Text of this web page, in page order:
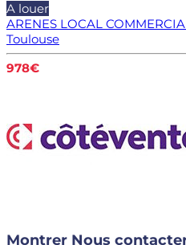
A louer
ARENES LOCAL
Toulouse
978€
Montrer Nous